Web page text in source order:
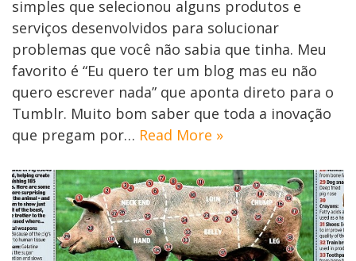
simples que selecionou alguns produtos e
serviços desenvolvidos para solucionar
problemas que você não sabia que tinha. Meu
favorito é “Eu quero ter um blog mas eu não
quero escrever nada” que aponta direto para o
Tumblr. Muito bom saber que toda a inovação
que pregam por… Read More »